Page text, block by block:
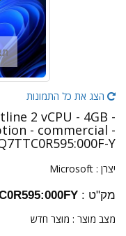
הצג את כל התמונות
2 vCPU - 4GB -
- commercial -
Y
יצרן : Microsoft
מק"ט :
מצב מוצר : מוצר חדש